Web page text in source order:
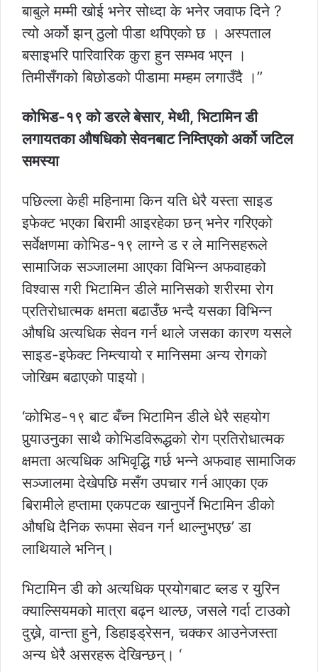
बाबुले मम्मी खोई भनेर सोध्दा के भनेर जवाफ दिने ?
त्यो अर्को झन् ठुलो पीडा थपिएको छ । अस्पताल
बसाइभरि पारिवारिक कुरा हुन सम्भव भएन ।
तिमीसँगको बिछोडको पीडामा मम्हम लगाउँदै ।”
कोभिड-१९ को डरले बेसार, मेथी, भिटामिन डी
लगायतका औषधिको सेवनबाट निम्तिएको अर्को जटिल
समस्या
पछिल्ला केही महिनामा किन यति धेरै यस्ता साइड
इफेक्ट भएका बिरामी आइरहेका छन् भनेर गरिएको
सर्वेक्षणमा कोभिड-१९ लाग्ने ड र ले मानिसहरूले
सामाजिक सञ्जालमा आएका विभिन्न अफवाहको
विश्वास गरी भिटामिन डीले मानिसको शरीरमा रोग
प्रतिरोधात्मक क्षमता बढाउँछ भन्दै यसका विभिन्न
औषधि अत्यधिक सेवन गर्न थाले जसका कारण यसले
साइड-इफेक्ट निम्त्यायो र मानिसमा अन्य रोगको
जोखिम बढाएकाे पाइयो।
‘कोभिड-१९ बाट बँच्न भिटामिन डीले धेरै सहयोग
पुर्‍याउनुका साथै कोभिडविरूद्धको रोग प्रतिरोधात्मक
क्षमता अत्यधिक अभिवृद्धि गर्छ भन्ने अफवाह सामाजिक
सञ्जालमा देखेपछि मसँग उपचार गर्न आएका एक
बिरामीले हप्तामा एकपटक खानुपर्ने भिटामिन डीको
औषधि दैनिक रूपमा सेवन गर्न थाल्नुभएछ’ डा
लाथियाले भनिन्।
भिटामिन डी को अत्यधिक प्रयोगबाट ब्लड र युरिन
क्याल्सियमको मात्रा बढ्न थाल्छ, जसले गर्दा टाउको
दुख्ने, वान्ता हुने, डिहाइड्रेसन, चक्कर आउनेजस्ता
अन्य धेरै असरहरू देखिन्छन्। ‘